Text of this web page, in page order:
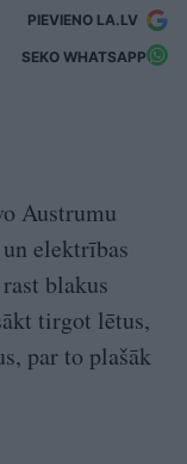
PIEVIENO LA.LV
SEKO WHATSAPP
Austrumu
elektrības
blakus
tirgot lētus,
par to plašāk